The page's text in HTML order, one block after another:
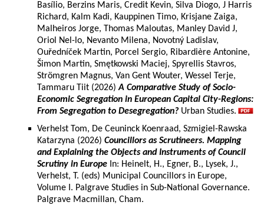
Basílio, Berzins Maris, Credit Kevin, Silva Diogo, J Harris
Richard, Kalm Kadi, Kauppinen Timo, Krisjane Zaiga,
Malheiros Jorge, Thomas Maloutas, Manley David J,
Oriol Nel-lo, Nevanto Milena, Novotný Ladislav,
Ouředníček Martin, Porcel Sergio, Ribardière Antonine,
Šimon Martin, Smętkowski Maciej, Spyrellis Stavros,
Strömgren Magnus, Van Gent Wouter, Wessel Terje,
Tammaru Tiit (2026)A Comparative Study of Socio-
Economic Segregation in European Capital City-Regions:
From Segregation to Desegregation? Urban Studies.
Verhelst Tom, De Ceuninck Koenraad, Szmigiel-Rawska
Katarzyna (2026) Councillors as Scrutineers. Mapping
and Explaining the Objects and Instruments of Council
Scrutiny in Europe In: Heinelt, H., Egner, B., Lysek, J.,
Verhelst, T. (eds) Municipal Councillors in Europe,
Volume I. Palgrave Studies in Sub-National Governance.
Palgrave Macmillan, Cham.